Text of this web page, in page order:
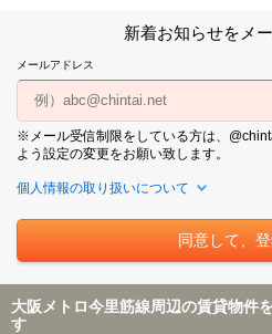
新着お知らせをメ
メールアドレス
※メール受信制限をしている方は、
よう設定の変更をお願い致します。
個人情報の取り扱いについて
大阪メトロ今里筋線周辺の賃貸物件
す